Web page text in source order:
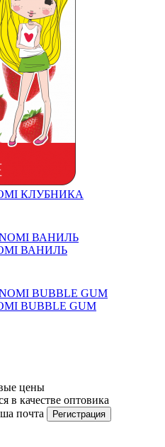
КЛУБНИКА
ВАНИЛЬ
BUBBLE GUM
цены
в качестве оптовика
почта
Регистрация